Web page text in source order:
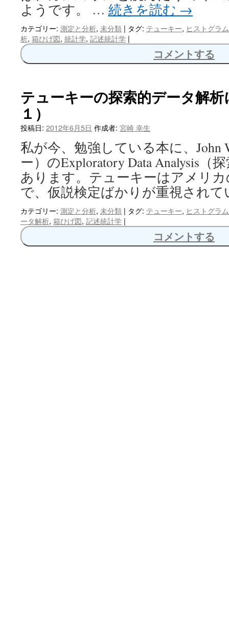
ようです。 … 続きを読む →
カテゴリー: 測定と分析, 未分類 | タグ: テューキー, ヒストグラム
析, 箱ひげ図, 統計学, 記述統計学 |
コメントする
テューキーの探索的データ解
１）
投稿日: 2012年6月5日 作成者: 宮崎 幸生
私が今、勉強している本に、John
ー）のExploratory Data Analysis（
あります。テューキーはアメリ
で、仮説検定ばかりが重視され
カテゴリー: 測定と分析, 未分類 | タグ: テューキー, ヒストグラム
ータ解析, 箱ひげ図, 記述統計学 |
コメントする